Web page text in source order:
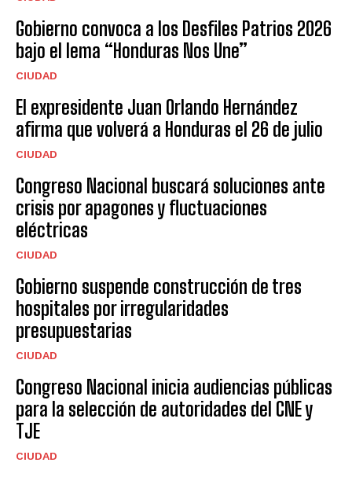
Gobierno convoca a los Desfiles Patrios 2026
bajo el lema “Honduras Nos Une”
CIUDAD
El expresidente Juan Orlando Hernández
afirma que volverá a Honduras el 26 de julio
CIUDAD
Congreso Nacional buscará soluciones ante
crisis por apagones y fluctuaciones
eléctricas
CIUDAD
Gobierno suspende construcción de tres
hospitales por irregularidades
presupuestarias
CIUDAD
Congreso Nacional inicia audiencias públicas
para la selección de autoridades del CNE y
TJE
CIUDAD